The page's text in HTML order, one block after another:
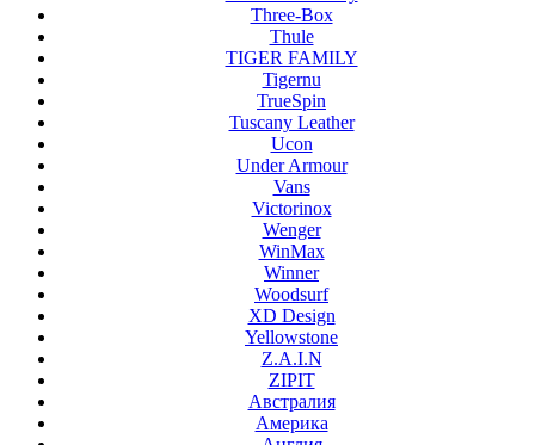
Three-Box
Thule
TIGER FAMILY
Tigernu
TrueSpin
Tuscany Leather
Ucon
Under Armour
Vans
Victorinox
Wenger
WinMax
Winner
Woodsurf
XD Design
Yellowstone
Z.A.I.N
ZIPIT
Австралия
Америка